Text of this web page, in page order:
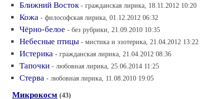
Ближний Восток - гражданская лирика, 18.11.2012 10:20
Кожа - философская лирика, 01.12.2012 06:32
Чёрно-белое - без рубрики, 21.09.2010 10:35
Небесные птицы - мистика и эзотерика, 21.04.2012 13:22
Истерика - гражданская лирика, 21.04.2012 08:36
Тапочки - любовная лирика, 25.06.2014 11:25
Стерва - любовная лирика, 11.08.2010 19:05
Микрокосм (43)